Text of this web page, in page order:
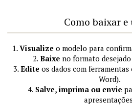
Como baixar e
1. Visualize o modelo para
2. Baixe no formato
3. Edite os dados com
Word).
4. Salve, imprima ou envie